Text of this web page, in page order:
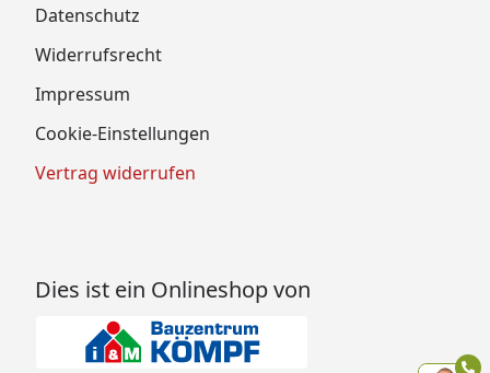
Datenschutz
Widerrufsrecht
Impressum
Cookie-Einstellungen
Vertrag widerrufen
Dies ist ein Onlineshop von